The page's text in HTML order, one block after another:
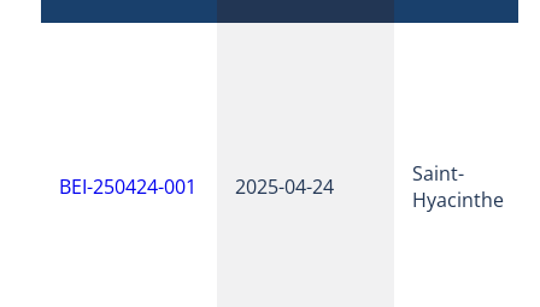
BEI-250424-001 2025-04-24
Saint-
Hyacinthe